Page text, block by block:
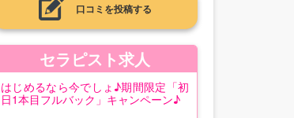
口コミを投稿する
セラピスト求人
はじめるなら今でしょ♪期間限定「初
日1本目フルバック」キャンペーン♪